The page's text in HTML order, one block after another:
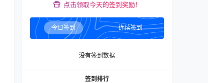
点击领取今天的签到奖励！
今日签到 连续签到
没有签到数据
签到排行